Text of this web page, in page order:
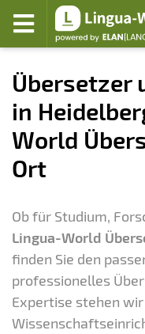
Zum Hauptmenü
Zum Inhalt
Übersetzer
in
World
Ort
Ob für Studium,
Lingua-World
finden Sie den
professionelles
Expertise stehen